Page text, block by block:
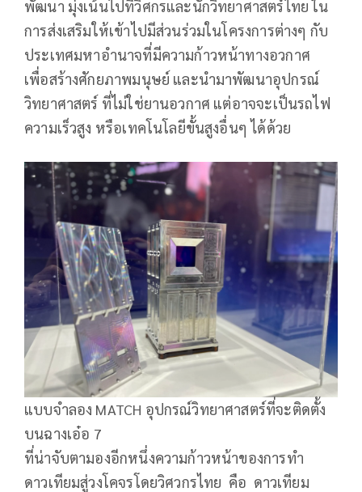
พัฒนา มุ่งเน้นไปที่วิศกรและนักวิทยาศาสตร์ไทย ใน
การส่งเสริมให้เข้าไปมีส่วนร่วมในโครงการต่างๆ กับ
ประเทศมหาอำนาจที่มีความก้าวหน้าทางอวกาศ
เพื่อสร้างศักยภาพมนุษย์ และนำมาพัฒนาอุปกรณ์
วิทยาศาสตร์ ที่ไม่ใช่ยานอวกาศ แต่อาจจะเป็นรถไฟ
ความเร็วสูง หรือเทคโนโลยีขั้นสูงอื่นๆ ได้ด้วย
แบบจำลอง MATCH อุปกรณ์วิทยาศาสตร์ที่จะติดตั้ง
บนฉางเอ๋อ 7
ที่น่าจับตามองอีกหนึ่งความก้าวหน้าของการทำ
ดาวเทียมสู่วงโคจรโดยวิศวกรไทย คือ ดาวเทียม